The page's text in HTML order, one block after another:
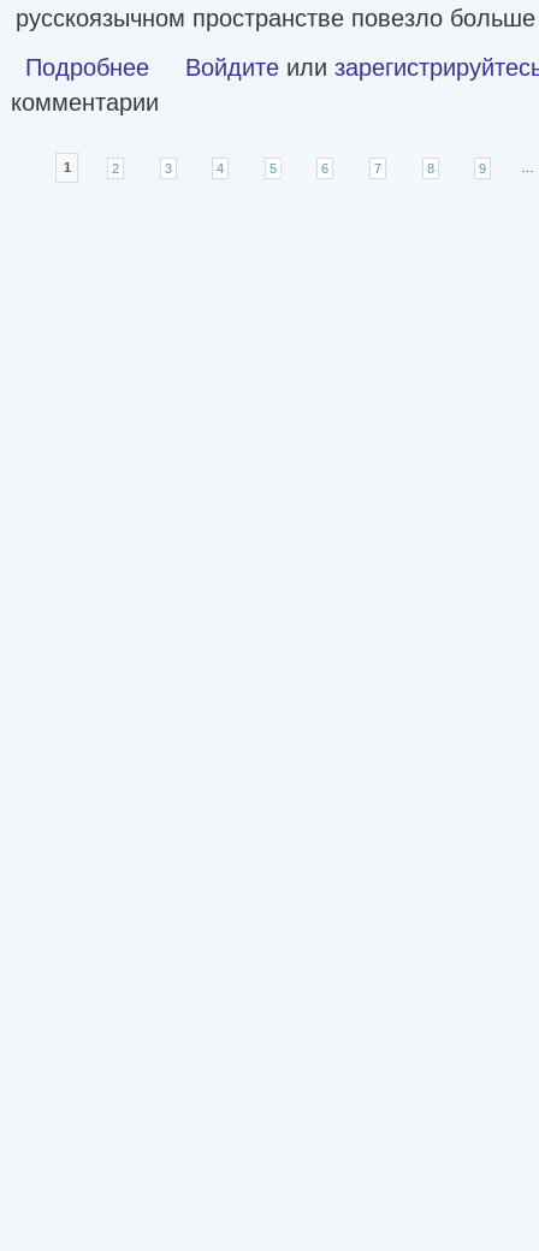
русскоязычном пространстве повезло
Подробнее о Творческий отпуск. Рыцарский роман [litres]
Войдите или
комментарии
Страницы
1 2 3 4 5 6 7 8 9 …